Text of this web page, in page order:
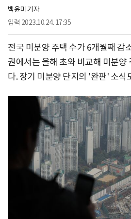
백윤미 기자
입력 2023.10.24. 17:35
전국 미분양 주택 수가 6개월째 감
권에서는 올해 초와 비교해 미분양
다. 장기 미분양 단지의 '완판' 소식